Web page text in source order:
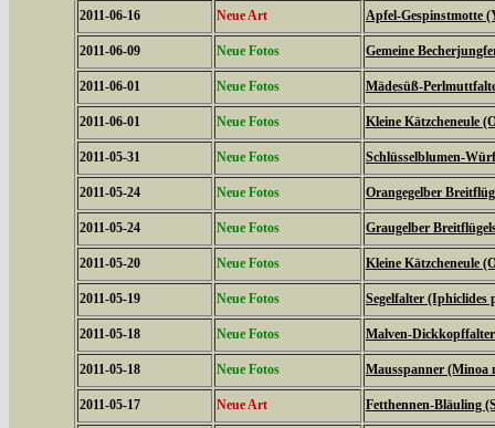
2011-06-16 Neue Art Apfel-Gespinstmotte
2011-06-09 Neue Fotos Gemeine
2011-06-01 Neue Fotos Mädesüß-
2011-06-01 Neue Fotos Kleine Kätzcheneule
2011-05-31 Neue Fotos Schlüsselblumen-
2011-05-24 Neue Fotos Orangegelber
2011-05-24 Neue Fotos Graugelber
2011-05-20 Neue Fotos Kleine Kätzcheneule
2011-05-19 Neue Fotos Segelfalter (Iphiclides
2011-05-18 Neue Fotos Malven-
2011-05-18 Neue Fotos Mausspanner (Minoa
2011-05-17 Neue Art Fetthennen-Bläuling